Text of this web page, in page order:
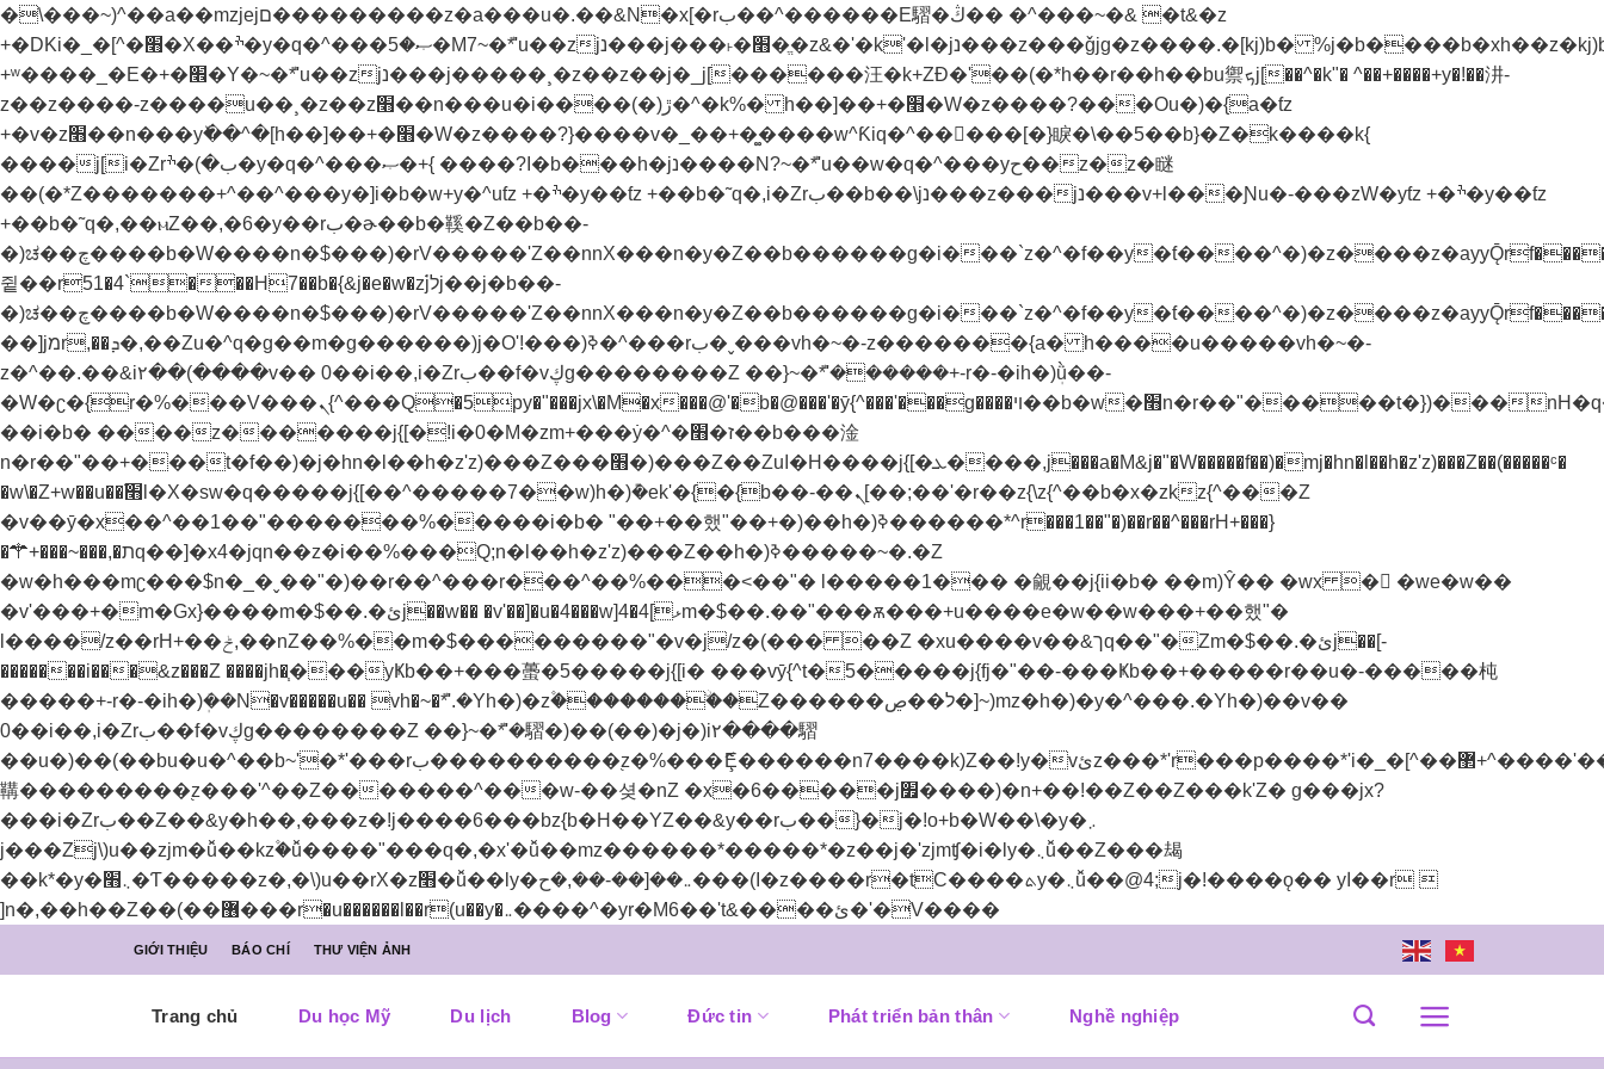
�\���~)^��a��mzjejם���������z�a���u�.��&N�x[�rب��^������E騽�ڭ�� �^���~�& �t&�z
+�DKi�_�[^�׫�X��ׯ�y�q�^���ޞ�5�M7~�ܶ*'u��zjנ���j���˫�׫�ֱ�z&�'�k'�l�jנ���z���ǧjg�z����.�[kj)b� %j�b����b�xh��z�kj)b� %j�b�׫�x�zv�yƭz
+ʷ����_�E�+�׮�Y�~�ܶ*'u��zjנ���j�����¸�z��z��j�_j[������汪�k+ZƉ�'��(�*h��r��h��bu禦ܟj[��^�k"� ^��+����+y�!��汫-
z��z����-z����u��¸�z��z׫��n���u�i����(�)ڙ�^�k%� h��]��+�׫�W�z����?���Ou�)�{a�ƭz
+�v�z׫��n���yٚ��^�[h��]��+�׫�W�z����?}����v�_��+�͚����w^Ƙiq�^��򝩞���[�}睙�\��5��b}�Z�k����k{
����j[i�Zrب�)�ׯ�y�q�^���ޞ�+{ ����?I�b���h�jנ����N?~�ܶ*'u��w�q�^���yح��z�z�瞇
��(�*Z�������+^��^���y�]i�b�w+y�^uƭz +�ׯ�y��ƭz +��b�˜q�,i�Zrب��b��\jנ���z���jנ���v+l���Ɲu�-���zW�yƭz +�ׯ�y��ƭz
+��b�˜q�,��ⲙZ��,�6�y��rب�ɚ��b�鞵�Z��b��-
�)ಚ��چ����b�W����n�$���)�rV�����'Z��nnX���n�֭y�Z��b������g�i���`z�^�f��y�ƭ����^�)�z����z�ay֭yǬrf����jמr,��ܕ�,��Zu�^�)����
쥩��r51�4`���H7��b�{&j�e�w�z֝jלj��j�b��-
�)ಚ��چ����b�W����n�$���)�rV�����'Z��nnX���n�֭y�Z��b������g�i���`z�^�f��y�ƭ����^�)�z����z�ay֭yǬrf�����؟
��]jמr,��ܕ�,��Zu�^q�g��m�g������)j�O'!���)ߢ�^���rب�ˬ���vh�~�-z�������{a� h����u�����vh�~�-
z�^��.��&i٢��(����v�� 0��i��,i�Zrب��f�vڮg��������Z ��}~�ܶ*'������+-r�-�ih�)ܲǜ��-
�W�ʗ�{r�%���V���ܢ{^���Q�5py�"���jx\�M�x���@'�b�@���'�ȳ{^���'���g����ױ��b�w�׫n�r��"�����t�})���nH�q�\�M7Ҝp��a���jW5�M��"v�f�ƥs]4�Jq�'m����t�})�f��'m�����rH+���}
��i�b� ����z�������j{[�!i�0�M�zm+���߭y�^�ז�׫��b���淦
n�r��"��+���t�f��)�j�hn�l��h�z'z)���Z���׫�)���Z��Zuا�H����j{[�ܥ����,j���a�M&j�"�W�����f��)�mj�hn�l��h�z'z)���Z��(�����ᶜ�
�w\�Z+w��u��׫֜l�X�sw�q�����j{[��^�����7��w)h�)݊�ek'�{�{b��-��ܢ[��;��'�r��z{\z{^��b�x�zkz{^���Z
�v��ȳ�x��^��1��"�������%�����i�b� "��+��했"��+�)��h�)ߢ������*^r���1��"�)��r��^���rH+���}
�⚚+���~���,�תq��]�x4�jqn��z�i��%���Q;n�l��h�z'z)���Z��h�)ߢ�����~�.�Z
�w�h���mʗ���$n�_�ˬ��"�)��r��^���r���^��%���<��"� l�����1��� �覦��j{ii�b� ��m)Ŷ�� �wx �񶜒 �we�w��
�v'���+�m�Gx}����m�$��.�ئj��w�� �v'��]�u�4���w]4�ޅ]4m�$��.��"���ѫ���+u����e�w��w���+��했"�
l����/z��rH+��ݲ,��nZ��%��m�$���������"�v�j/z�(��� ��Z �xu����v��&ךq��"�Zm�$��.�ئj��[-
�������i���&z���Z ����jh�֧���yҜb��+���蠆�5�����j{[i� ���vȳ{^t�5�����j{fj�"��-���Ҝb��+�����r��u�-�����杶
�����+-r�-�ih�)ܲ��N�v�����u�� vh�~�ܶ*'.�Yh�)�z۫��������ۨ�Z������ל��ڝ�]~)mz�h�)�y�^���.�Yh�)��v��
0��i��,i�Zrب��f�vڮg��������Z ��}~�ܶ*'�騽�)��(��)�j�)i٢����騽
��u�)��(��bu�u�^��b~'�*'���rب����������֭z�%���ޮȨ������n7����k)Z��!y�vئz���*'r���p����*'i�_�[^��޲+^����'���]jל���zj/y�+z�]j׬��bu�u�^��+Z��>���+lzW�u��׫����׭�������Z��e������������֭z���'^��Z�������n�)�i�_�[^��޲+^����'���]j׭�
鞲���������֭z���'^��Z�������^���w-��셪�nZ �x�6�����j׿����)�n+��!��Z��Z���k'Z� g���jx?
���i�Zrب��Z��&y�h��,���z�!j����6���bz{b�H��YZ��&y��rب��}�j�!o+b�W��\�y�܇
j���Zj\)u��zjm�ǚ��kz۫�ǚ����"���q�,�x'�ǚ��mz������*�����*�z��j�'zjmʧ�i�ly�܆ǚ��Z���朅
��k*�y�܆׫�Ƭ�����z�,�\)u��rX�z׫�ǚ��ly�܅��[��-��,�ح���(I�z����r�tC����ܬy�܆ǚ��@4;j�!����ǫ�� yا��r 
]n�,��h��Z��(��޶���r�u������l��r(u��y�܅����^�yr�M6��'t&����ئ�'�V����
GIỚI THIỆU BÁO CHÍ THƯ VIỆN ẢNH
Trang chủ Du học Mỹ Du lịch Blog Đức tin Phát triển bản thân Nghề nghiệp